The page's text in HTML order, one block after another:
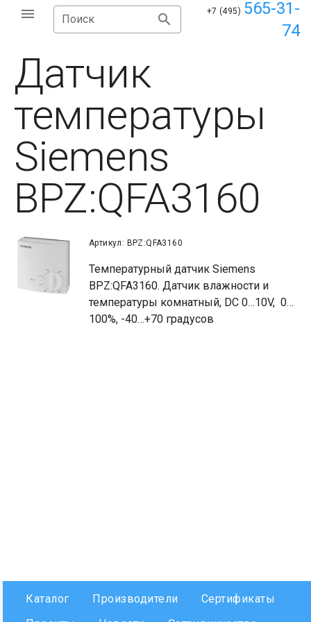
Поиск
+7 (495) 565-31-
74
Датчик
температуры
Siemens
BPZ:QFA3160
Артикул: BPZ:QFA3160
Температурный датчик Siemens
BPZ:QFA3160. Датчик влажности и
температуры комнатный, DC 0…10V, 0…
100%, -40…+70 градусов
Каталог Производители
Сертификаты